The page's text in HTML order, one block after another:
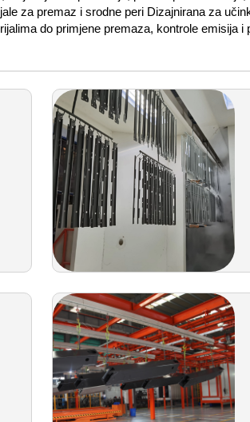
za premaz i srodne peri Dizajnirana za
do primjene premaza, kontrole emisija